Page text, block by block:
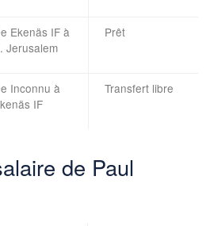
Ekenäs IF à
Jerusalem
Prêt
Inconnu à
IF
Transfert libre
de Paul